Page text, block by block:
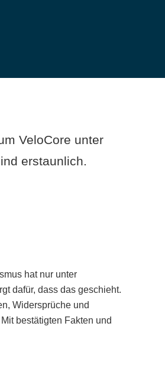
VeloCore unter
erstaunlich.
hat nur unter
dafür, dass das geschieht.
Widersprüche und
bestätigten Fakten und